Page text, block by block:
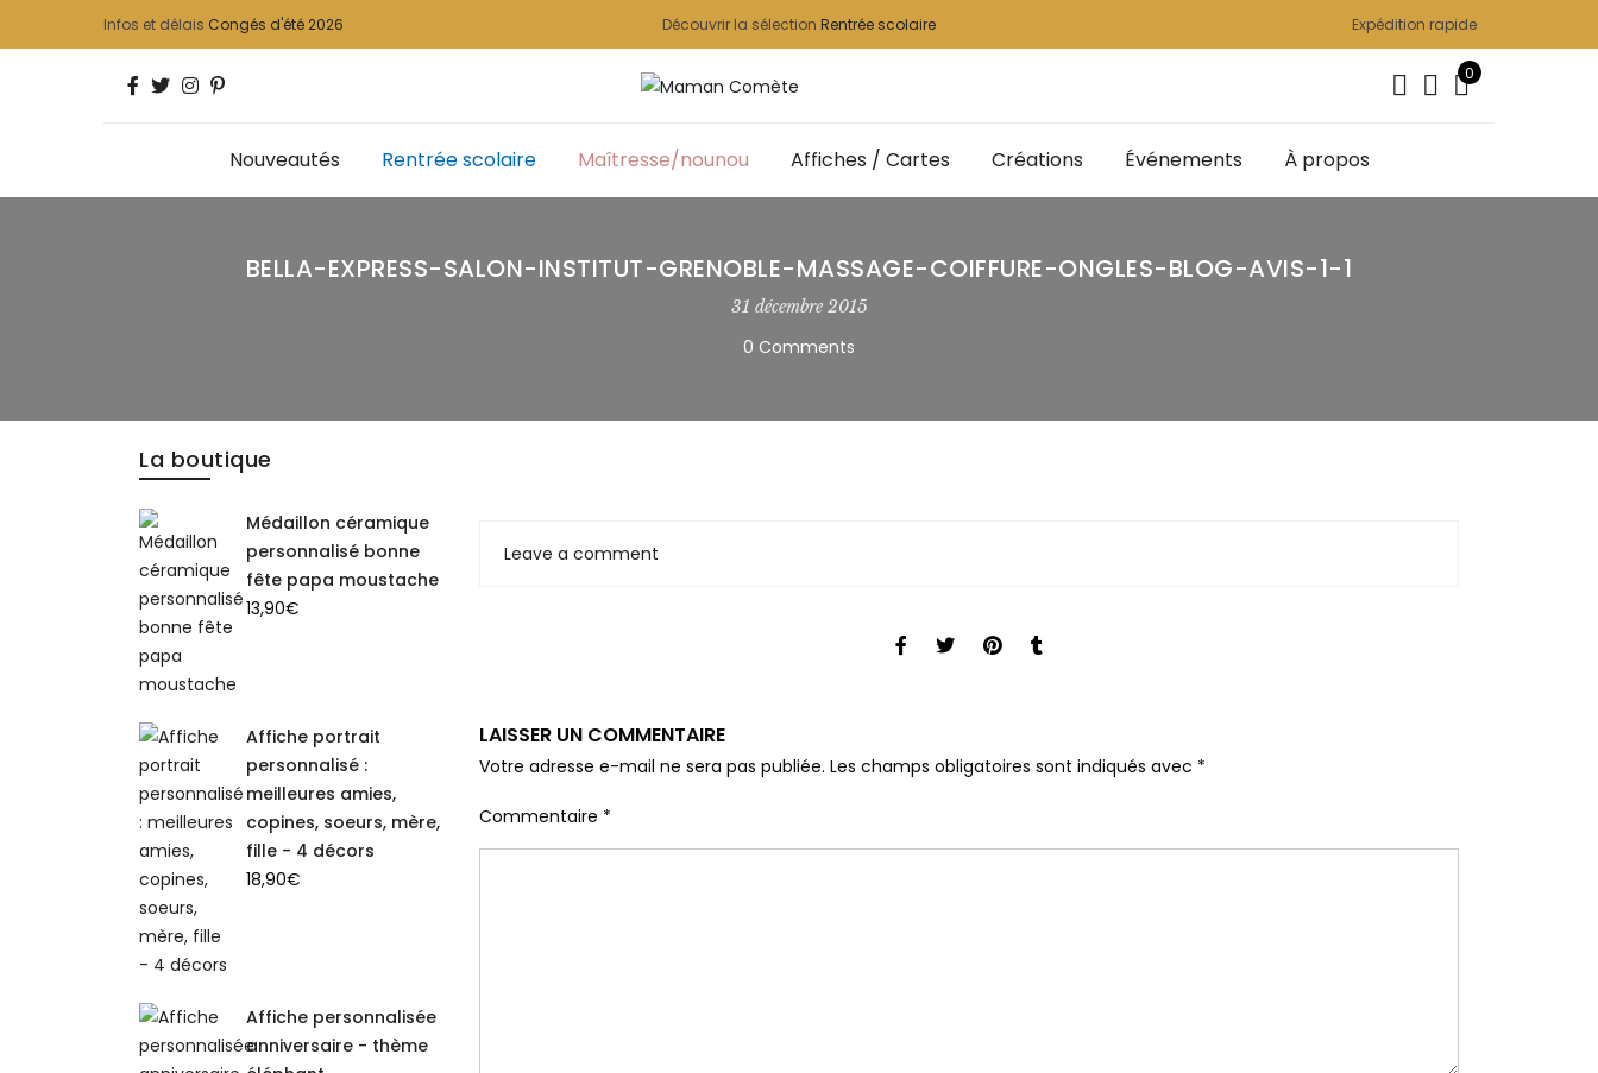
Infos et délais Congés d'été 2026 Découvrir la sélection Rentrée scolaire Expédition rapide
0
Nouveautés Rentrée scolaire Maîtresse/nounou Affiches / Cartes Créations Événements À propos
BELLA-EXPRESS-SALON-INSTITUT-GRENOBLE-MASSAGE-COIFFURE-ONGLES-BLOG-AVIS-1-1
31 décembre 2015
0 Comments
Leave a comment
LAISSER UN COMMENTAIRE
Votre adresse e-mail ne sera pas publiée. Les champs obligatoires sont indiqués avec *
Commentaire *
La boutique
Médaillon céramique
personnalisé bonne
fête papa moustache
13,90€
Affiche portrait
personnalisé :
meilleures amies,
copines, soeurs, mère,
fille - 4 décors
18,90€
Affiche personnalisée
anniversaire - thème